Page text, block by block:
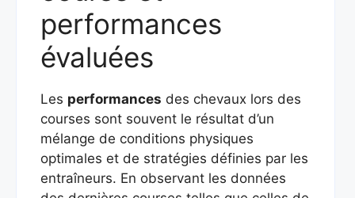
performances
évaluées
Les performances des chevaux lors des
courses sont souvent le résultat d’un
mélange de conditions physiques
optimales et de stratégies définies par les
entraîneurs. En observant les données